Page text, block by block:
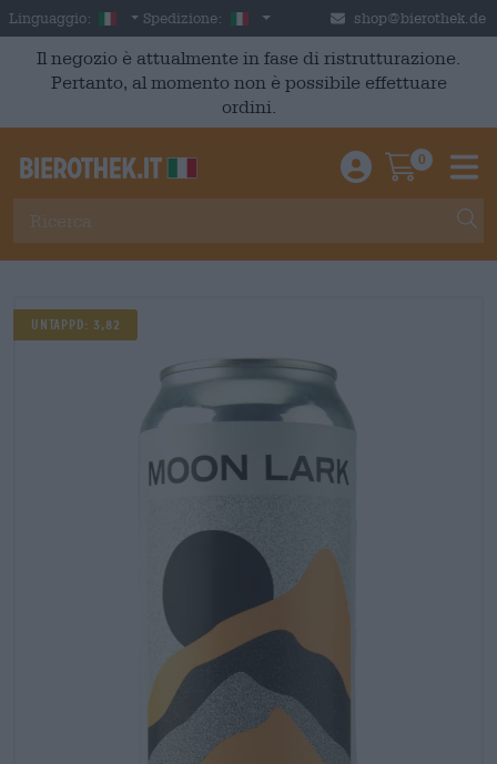
Skip to main content
Linguaggio: Italian
Spedizione: Italia shop@bierothek.de
Il negozio è attualmente in fase di ristrutturazione.
Pertanto, al momento non è possibile effettuare
ordini.
Einloggen /
0
Untappd: 3,82